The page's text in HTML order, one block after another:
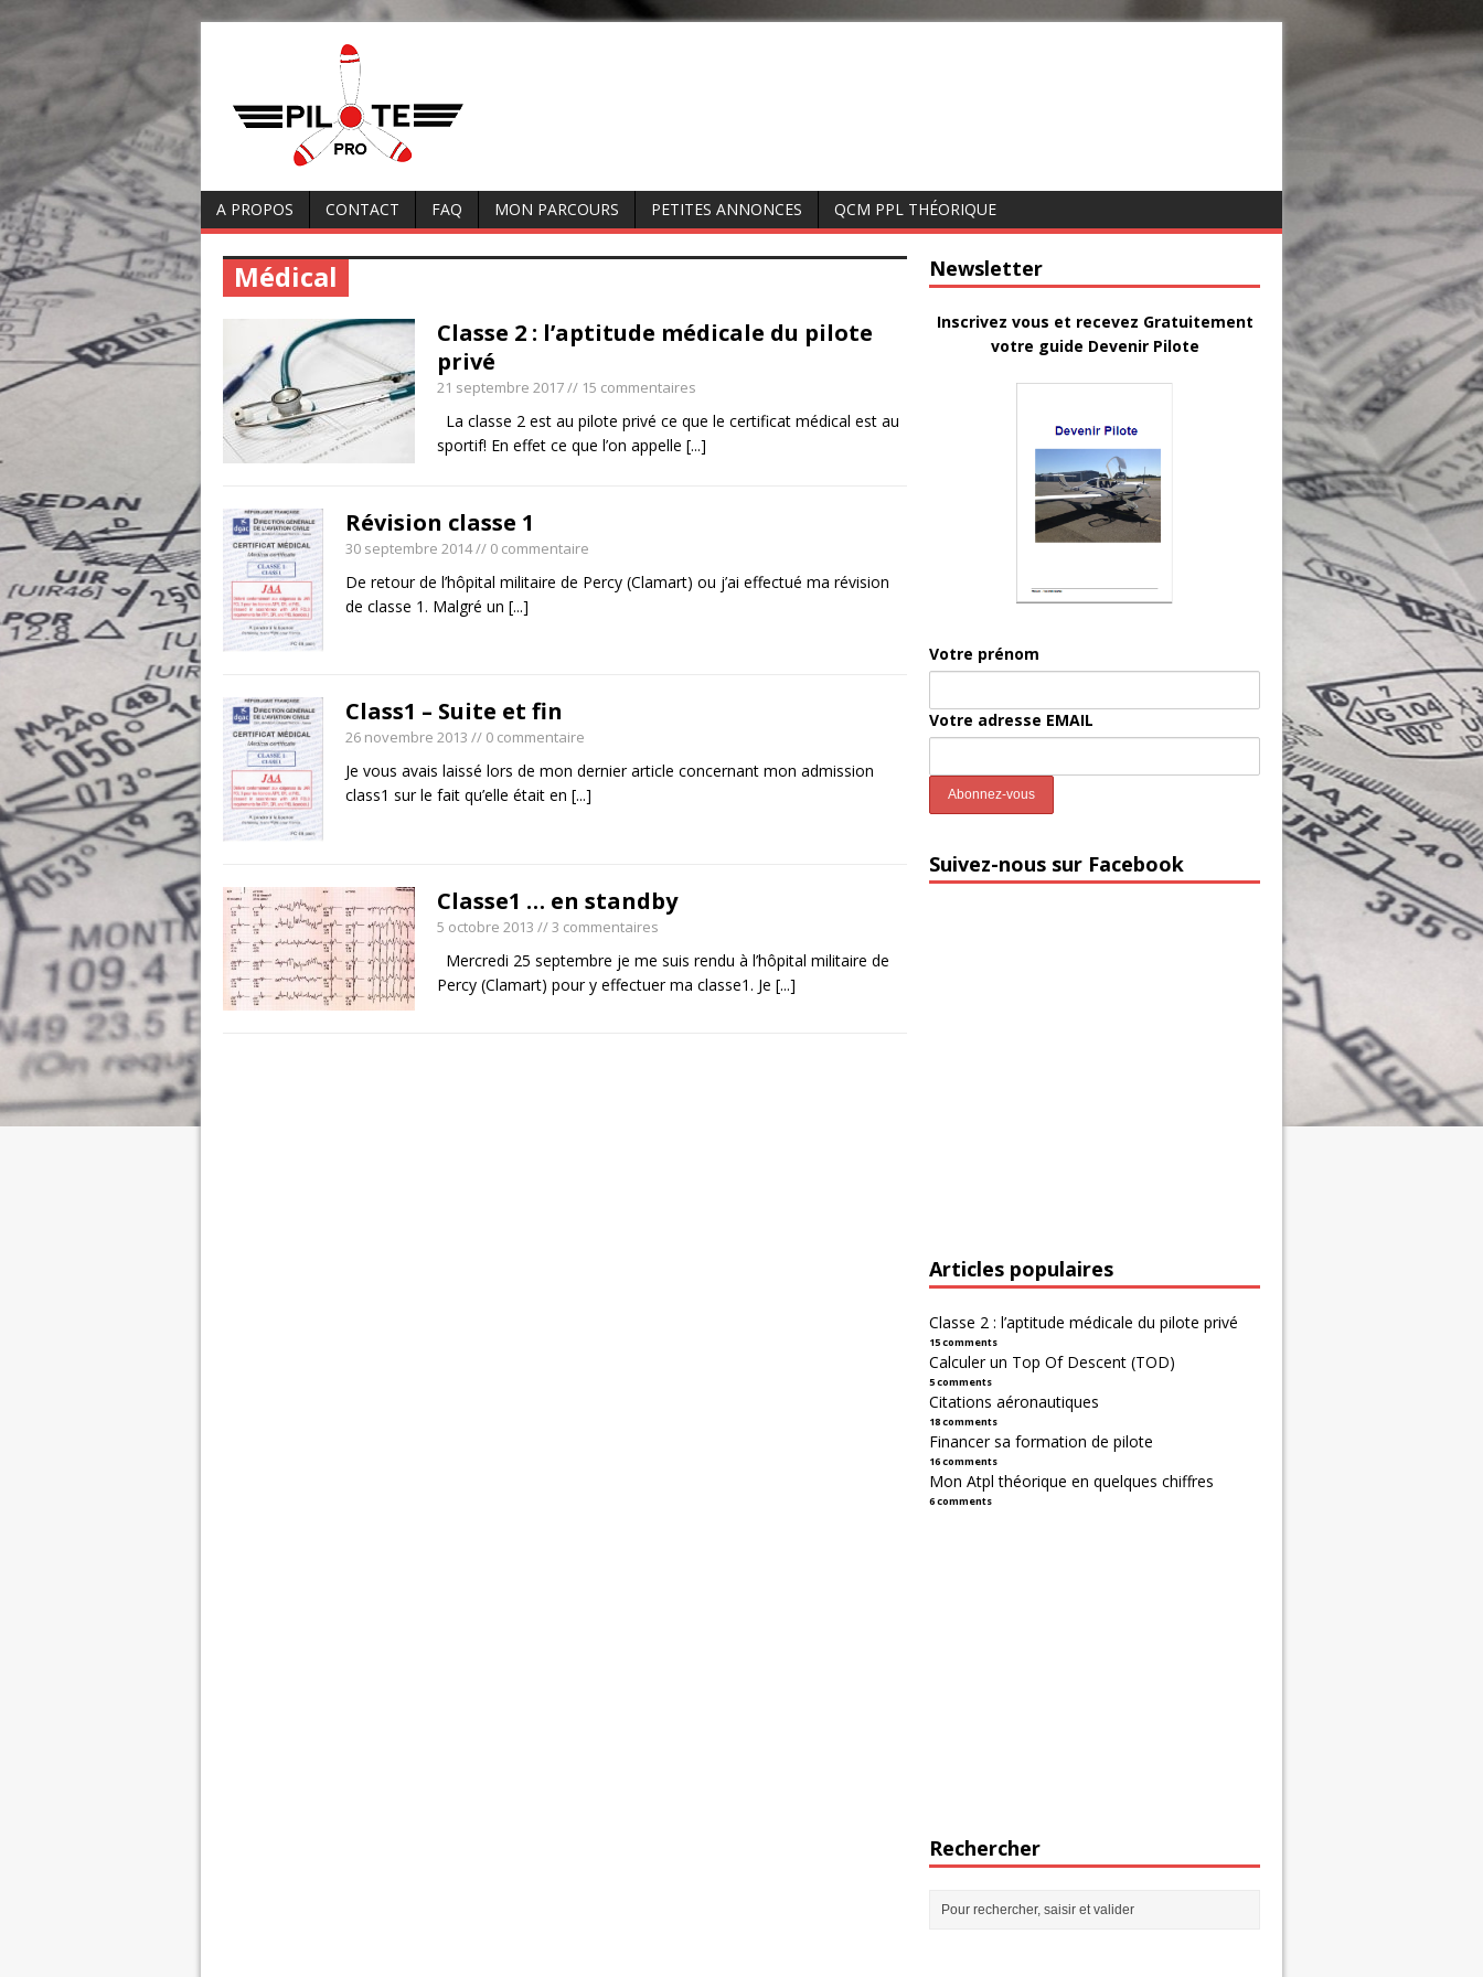
A PROPOS CONTACT FAQ MON PARCOURS PETITES ANNONCES QCM PPL THÉORIQUE
Médical
Classe 2 : l’aptitude médicale du pilote
privé
21 septembre 2017// 15 commentaires
La classe 2 est au pilote privé ce que le certificat médical est au
sportif! En effet ce que l’on appelle [...]
Révision classe 1
30 septembre 2014// 0 commentaire
De retour de l’hôpital militaire de Percy (Clamart) ou j’ai effectué ma révision
de classe 1. Malgré un [...]
Class1 – Suite et fin
26 novembre 2013 // 0 commentaire
Je vous avais laissé lors de mon dernier article concernant mon admission
class1 sur le fait qu’elle était en [...]
Classe1 … en standby
5 octobre 2013 // 3 commentaires
Mercredi 25 septembre je me suis rendu à l’hôpital militaire de
Percy (Clamart) pour y effectuer ma classe1. Je [...]
Newsletter
Inscrivez vous et recevez Gratuitement
votre guide Devenir Pilote
Votre prénom
Votre adresse EMAIL
Suivez-nous sur Facebook
Articles populaires
Classe 2 : l’aptitude médicale du pilote privé
15 comments
Calculer un Top Of Descent (TOD)
5 comments
Citations aéronautiques
18 comments
Financer sa formation de pilote
16 comments
Mon Atpl théorique en quelques chiffres
6 comments
Rechercher